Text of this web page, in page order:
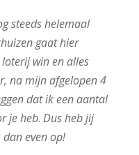
steeds helemaal
gaat hier
win en alles
na mijn afgelopen 4
dat ik een aantal
je heb. Dus heb jij
even op!